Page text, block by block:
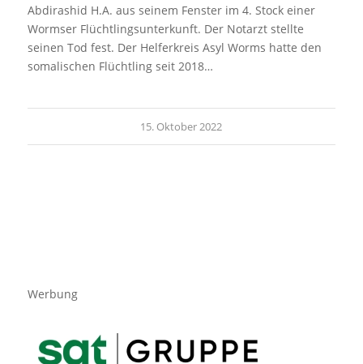
Abdirashid H.A. aus seinem Fenster im 4. Stock einer
Wormser Flüchtlingsunterkunft. Der Notarzt stellte
seinen Tod fest. Der Helferkreis Asyl Worms hatte den
somalischen Flüchtling seit 2018…
15. Oktober 2022
Werbung